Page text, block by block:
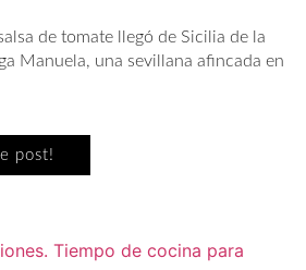
de tomate llegó de Sicilia de la
Manuela, una sevillana afincada en
post!